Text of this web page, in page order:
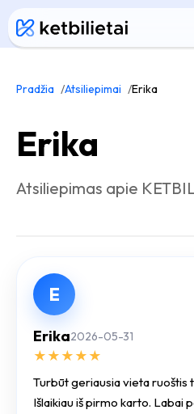
Pradžia Atsiliepimai Erika
Erika
Atsiliepimas apie
E
Erika2026-05-31
★ ★ ★ ★ ★
Turbūt geriausia vieta ruoštis
Išlaikiau iš pirmo karto. Labai